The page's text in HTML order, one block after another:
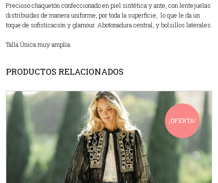
Precioso chaquetón confeccionado en piel sintética y ante, con lentejuelas
distribuidas de manera uniforme, por toda la superficie, lo que le da un
toque de sofisticación y glamour. Abotonadura central, y bolsillos laterales.
Talla Única muy amplia.
PRODUCTOS RELACIONADOS
¡OFERTA!